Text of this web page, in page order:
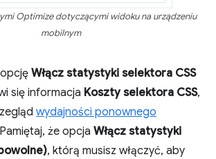
Optimize dotyczącymi widoku na urządzeniu
mobilnym
Włącz statystyki selektora CSS
się informacja Koszty selektora CSS,
wydajności ponownego
że opcja Włącz statystyki
, którą musisz włączyć, aby